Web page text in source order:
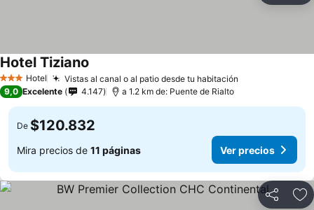
3 Estrellas
Hotel Vistas al canal o al patio desde tu habitación
Hotel Tiziano
9,0 Excelente 4.147 a 1.2 km de: Puente de Rialto
De $120.832
Mira precios de 11 páginas Ver precios
Compartir